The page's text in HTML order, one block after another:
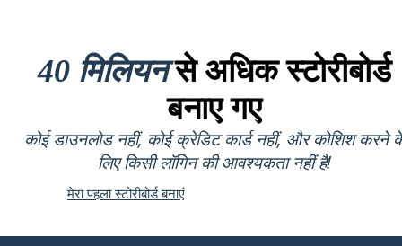
40 मिलियनसे अधिक स्टोरीबोर्ड
बनाए गए
कोई डाउनलोड नहीं, कोई क्रेडिट कार्ड नहीं, और कोशिश करने
लिए किसी लॉगिन की आवश्यकता नहीं है!
मेरा पहला स्टोरीबोर्ड बनाएं